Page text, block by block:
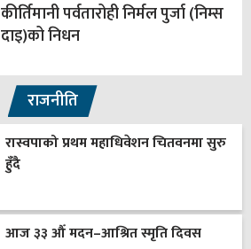
कीर्तिमानी पर्वतारोही निर्मल पुर्जा (निम्स
दाइ)को निधन
राजनीति
रास्वपाको प्रथम महाधिवेशन चितवनमा सुरु
हुँदै
आज ३३ औँ मदन–आश्रित स्मृति दिवस